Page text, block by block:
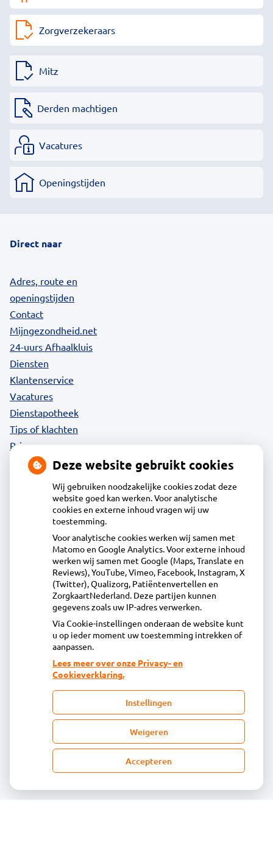
Zorgverzekeraars
Mitz
Derden machtigen
Vacatures
Openingstijden
Direct naar
Adres, route en
openingstijden
Contact
Mijngezondheid.net
24-uurs Afhaalkluis
Diensten
Klantenservice
Vacatures
Dienstapotheek
Tips of klachten
Privacy
Apotheek Uitgeest
Molenstraat 1 B, 1911BR Uitgeest
0251 - 76 06 60
info@apotheekuitgeest.nl
Inschrijven
Centrale administratie
Heeft u vragen of opmerkingen over uw
toegestuurde rekening van de apotheek?
declaratie@acdaphagroep.nl
onze
facebook
Deze website gebruikt cookies
Wij gebruiken noodzakelijke cookies zodat deze
website goed kan werken. Voor analytische
cookies en externe inhoud vragen wij uw
toestemming.
Voor analytische cookies werken wij samen met
Matomo en Google Analytics. Voor externe inhoud
werken wij samen met Google (Maps, Translate en
Reviews), YouTube, Vimeo, Facebook, Instagram, X
(Twitter), Qualizorg, Patiëntenvertellen en
ZorgkaartNederland. Deze partijen kunnen
gegevens zoals uw IP-adres verwerken.
Via Cookie-instellingen onderaan de website kunt
u op ieder moment uw toestemming intrekken of
aanpassen.
Lees meer over onze Privacy- en
Cookieverklaring.
Instellingen
Weigeren
Accepteren